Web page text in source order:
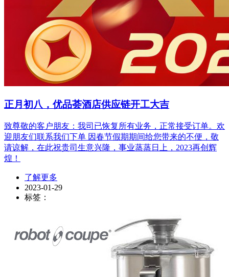
正月初八，优品荟酒店供应链开工大吉
致尊敬的客户朋友：我司已恢复所有业务，正常接受订单。欢
迎朋友们联系我们下单 因春节假期期间给您带来的不便，敬
请谅解，在此祝贵司生意兴隆，事业蒸蒸日上，2023再创辉
煌！
了解更多
2023-01-29
标签：